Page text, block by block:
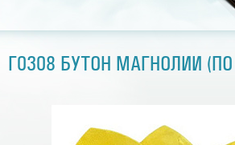
Г0308 БУТОН МАГНОЛИИ (ПО